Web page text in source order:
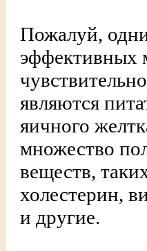
Пожалуй,
эффективных
являются
яичного
множество
веществ,
холестерин,
и другие.